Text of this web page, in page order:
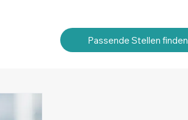
Passende Stellen finden